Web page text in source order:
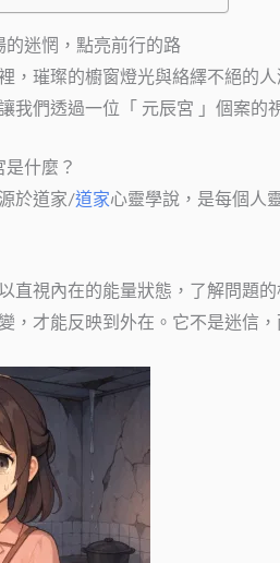
的迷惘，點亮前行的路
，璀璨的櫥窗燈光與絡繹不絕的
我們透過一位「 元辰宮 」個案
什麼？
於道家/道家心靈學說，是每個人
直視內在的能量狀態，了解問題
，才能反映到外在。它不是迷信